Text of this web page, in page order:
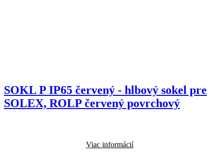
SOKL P IP65 červený - hlbový sokel pre
SOLEX, ROLP červený povrchový
Viac informácií